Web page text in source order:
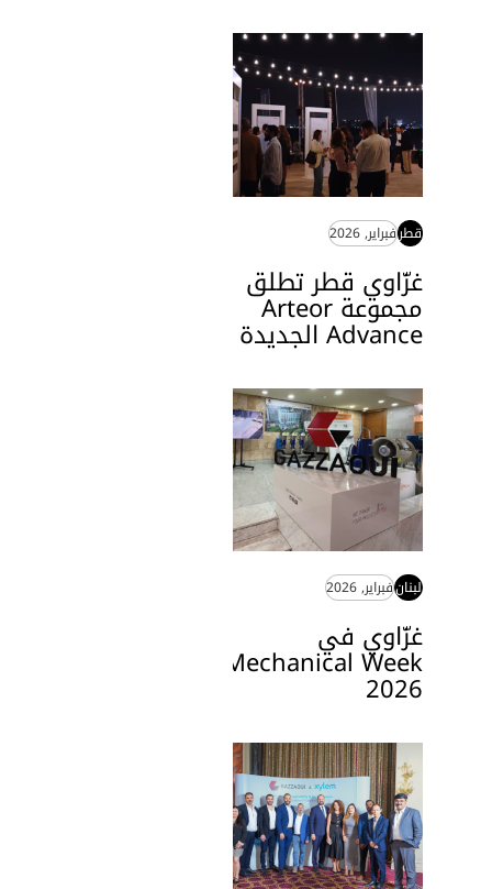
قطرفبراير, 2026
غزّاوي قطر تطلق
مجموعة Arteor
Advance الجديدة
لبنانفبراير, 2026
غزّاوي في
Mechanical Week
2026